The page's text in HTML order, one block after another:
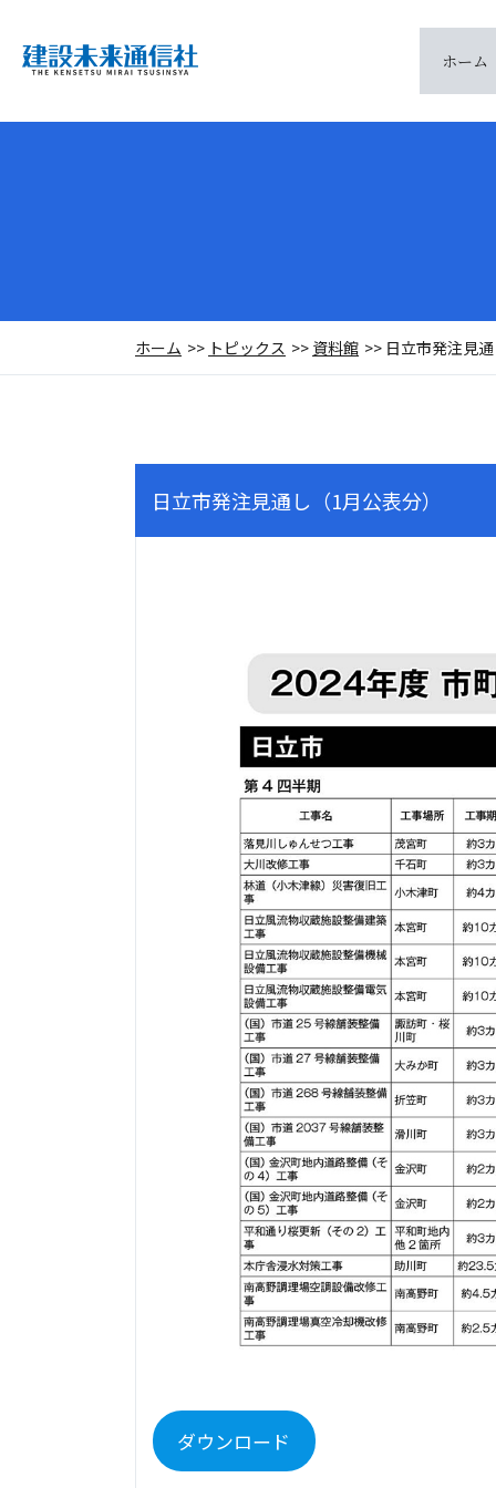
ホーム
ホーム トピックス 資料館 日立市発注見通
日立市発注見通し（1月公表分）
ダウンロード